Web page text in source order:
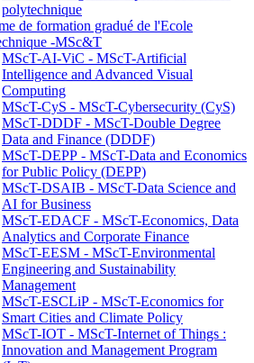
polytechnique
de formation gradué de l'Ecole
-MSc&T
MScT-AI-ViC - MScT-Artificial
Intelligence and Advanced Visual
Computing
MScT-CyS - MScT-Cybersecurity (CyS)
MScT-DDDF - MScT-Double Degree
Data and Finance (DDDF)
MScT-DEPP - MScT-Data and Economics
for Public Policy (DEPP)
MScT-DSAIB - MScT-Data Science and
AI for Business
MScT-EDACF - MScT-Economics, Data
Analytics and Corporate Finance
MScT-EESM - MScT-Environmental
Engineering and Sustainability
Management
MScT-ESCLiP - MScT-Economics for
Smart Cities and Climate Policy
MScT-IOT - MScT-Internet of Things :
Innovation and Management Program